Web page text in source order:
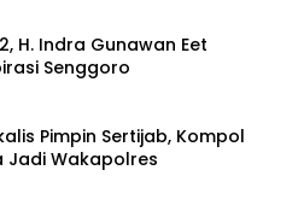
H. Indra Gunawan Eet
Senggoro
Pimpin Sertijab, Kompol
Jadi Wakapolres